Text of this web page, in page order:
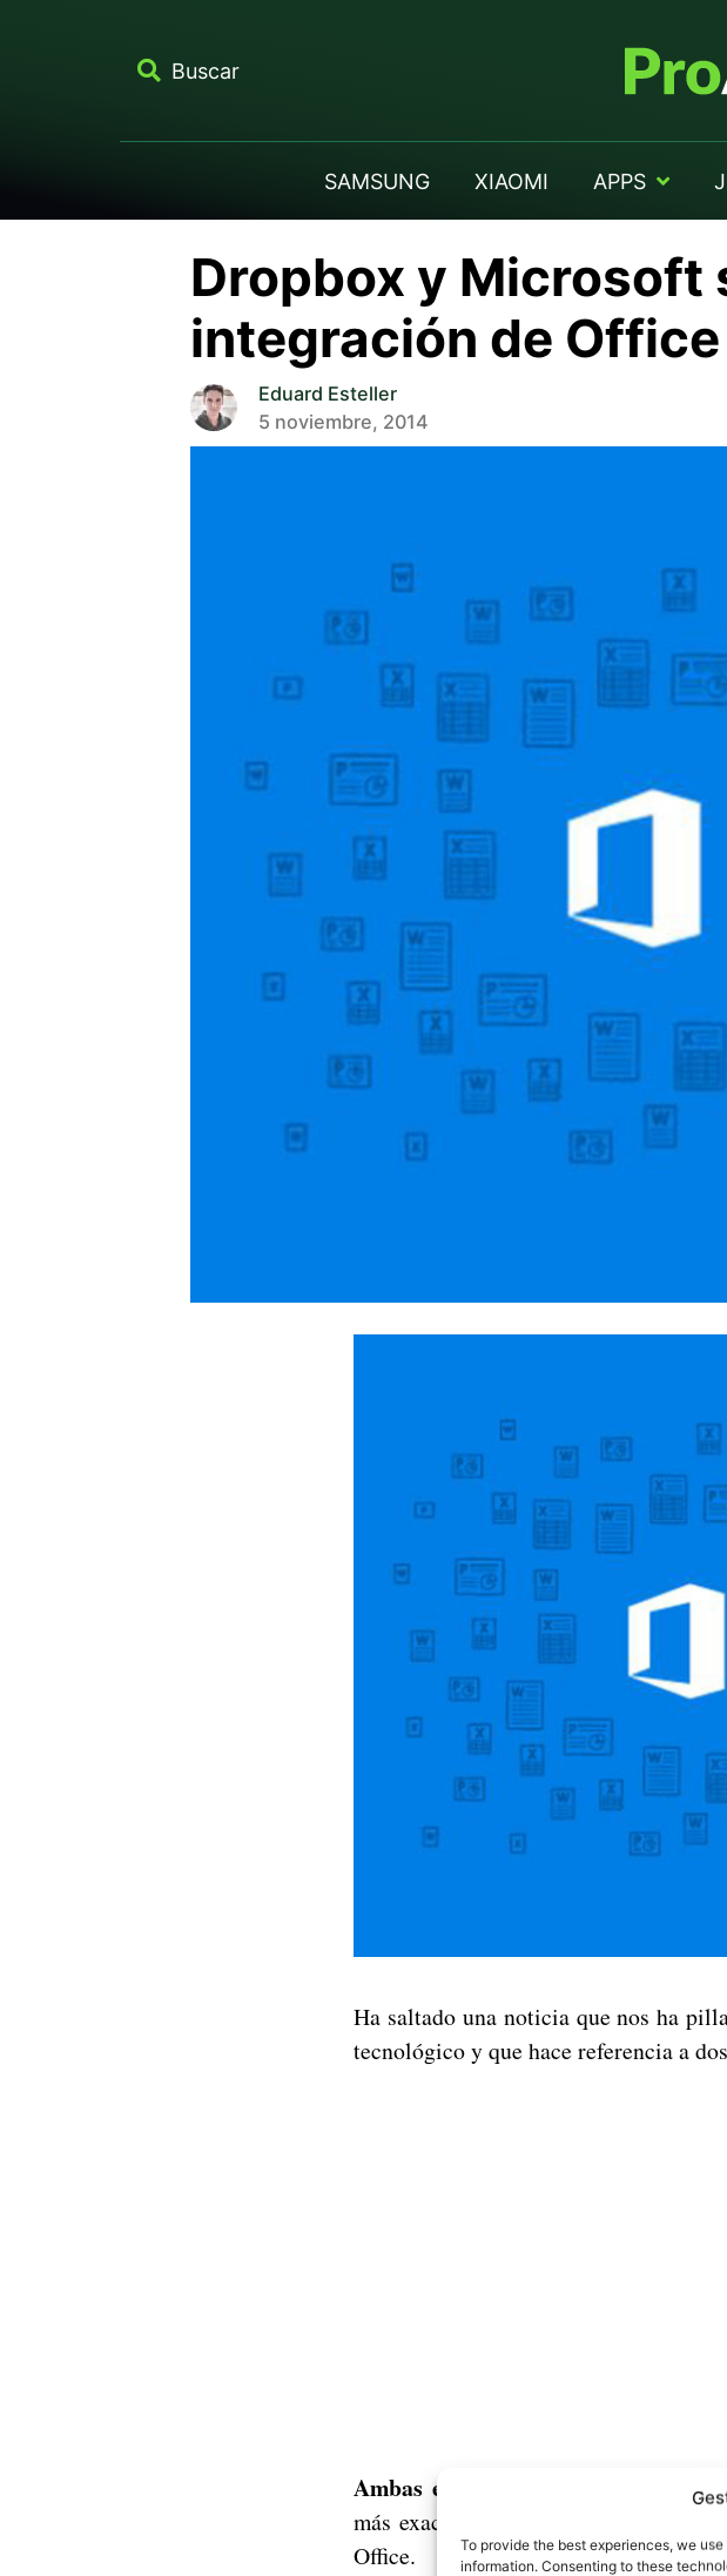
To provide the best experiences, we
information. Consenting to these
Buscar
SAMSUNG XIAOMI APPS
Dropbox y Microsoft
integración de Office
Eduard Esteller
5 noviembre, 2014
Ha saltado una noticia que nos ha
tecnológico y que hace referencia a
Ambas empresas han llegado a
más exactamente las referidas al
Office.